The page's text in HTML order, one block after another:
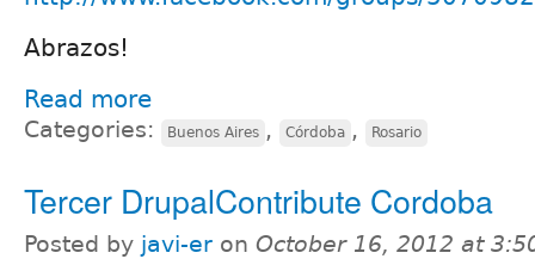
Abrazos!
Read more
Categories: Buenos Aires , Córdoba , Rosario
Tercer DrupalContribute Cordoba
Posted by javi-er on October 16, 2012 at